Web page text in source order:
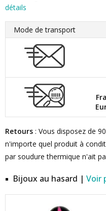
détails
Mode de transport
Retours : Vous disposez de
n'importe quel produit à
par soudure thermique n'ait
Bijoux au hasard | Voir